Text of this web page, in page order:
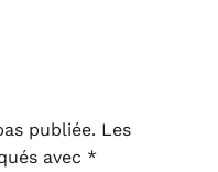
publiée. Les
avec *